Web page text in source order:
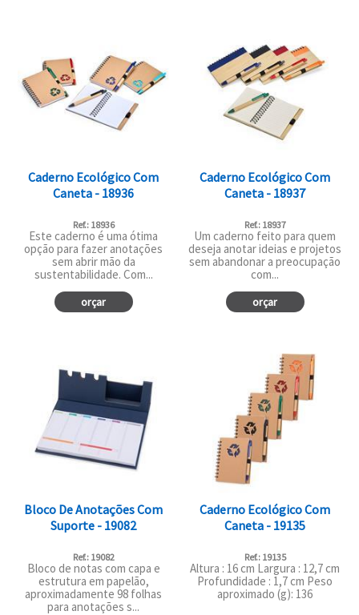
Caderno Ecológico Com
Caneta - 18936
Ref.: 18936
Este caderno é uma ótima
opção para fazer anotações
sem abrir mão da
sustentabilidade. Com...
orçar
Caderno Ecológico Com
Caneta - 18937
Ref.: 18937
Um caderno feito para quem
deseja anotar ideias e projetos
sem abandonar a preocupação
com...
orçar
Bloco De Anotações Com
Suporte - 19082
Ref.: 19082
Bloco de notas com capa e
estrutura em papelão,
aproximadamente 98 folhas
para anotações s...
Caderno Ecológico Com
Caneta - 19135
Ref.: 19135
Altura : 16 cm Largura : 12,7 cm
Profundidade : 1,7 cm Peso
aproximado (g): 136